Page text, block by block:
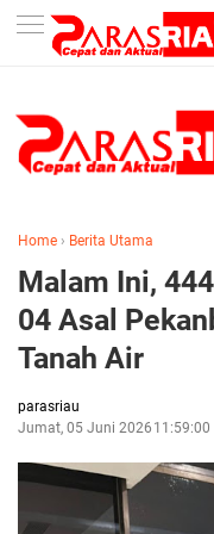
-->
Home › Berita Utama
Malam Ini,
04 Asal
Tanah Air
parasriau
Jumat, 05 Juni 2026 11:59:00